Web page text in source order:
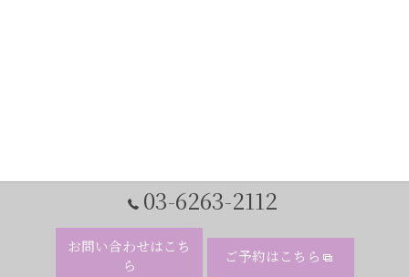
03-6263-2112
お問い合わせはこち
ら
ご予約はこちら